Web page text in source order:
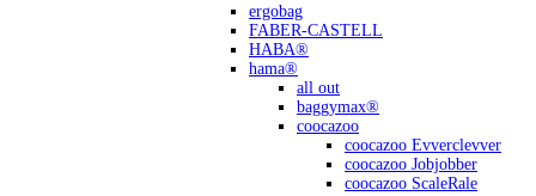
ergobag
FABER-CASTELL
HABA®
hama®
all out
baggymax®
coocazoo
coocazoo Evverclevver
coocazoo Jobjobber
coocazoo ScaleRale